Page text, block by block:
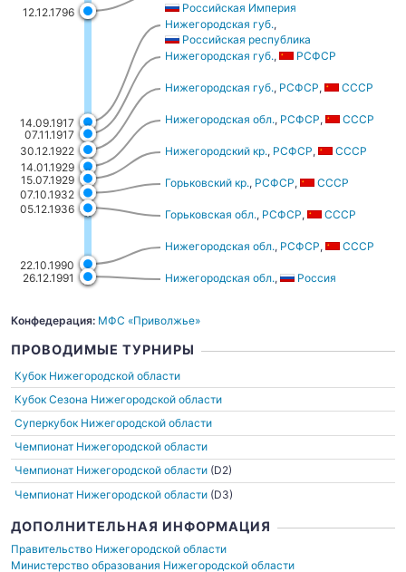
12.12.1796
14.09.1917
07.11.1917
30.12.1922
14.01.1929
15.07.1929
07.10.1932
05.12.1936
22.10.1990
26.12.1991
Российская Империя
Нижегородская губ.,
Российская республика
Нижегородская губ., РСФСР
Нижегородская губ., РСФСР, СССР
Нижегородская обл., РСФСР, СССР
Нижегородский кр., РСФСР, СССР
Горьковский кр., РСФСР, СССР
Горьковская обл., РСФСР, СССР
Нижегородская обл., РСФСР, СССР
Нижегородская обл., Россия
Конфедерация: МФС «Приволжье»
ПРОВОДИМЫЕ ТУРНИРЫ
Кубок Нижегородской области
Кубок Сезона Нижегородской области
Суперкубок Нижегородской области
Чемпионат Нижегородской области
Чемпионат Нижегородской области(D2)
Чемпионат Нижегородской области(D3)
ДОПОЛНИТЕЛЬНАЯ ИНФОРМАЦИЯ
Правительство Нижегородской области
Министерство образования Нижегородской области